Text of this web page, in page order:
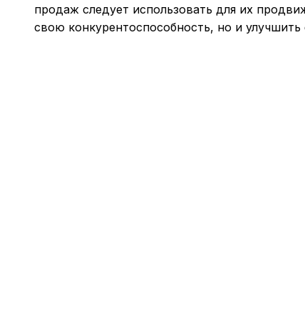
продаж следует использовать для их
свою конкурентоспособность, но и улучшить